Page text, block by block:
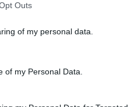
Outs
of my personal data.
of my Personal Data.
nenumatoma